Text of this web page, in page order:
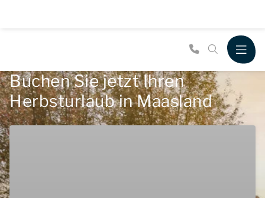
Buchen Sie jetzt Ihren
Herbsturlaub in Maasland